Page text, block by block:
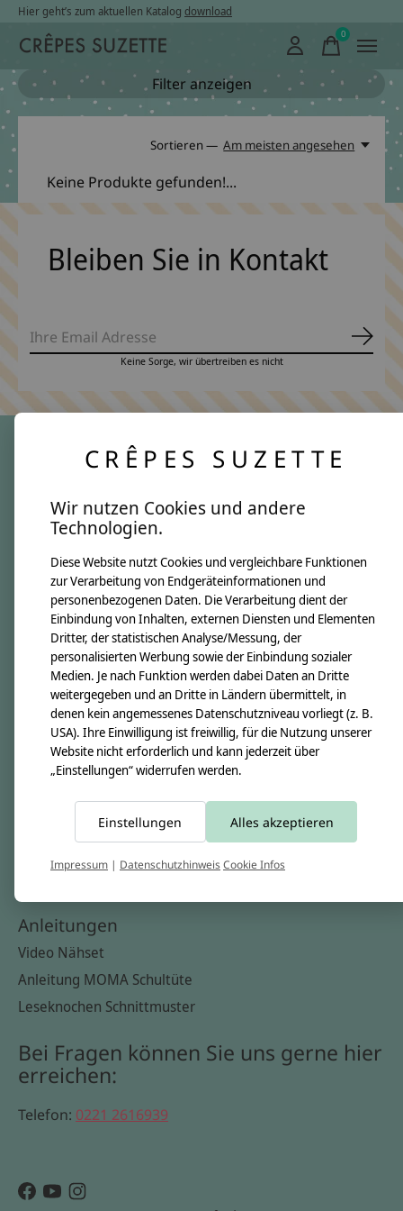
Hier geht’s zum aktuellen Katalog download
0items
Filter anzeigen
Sortieren — Am meisten angesehen
Keine Produkte gefunden!...
Bleiben Sie in Kontakt
Keine Sorge, wir übertreiben es nicht
Über uns
Unsere Creppies
Nähkästchen
Unsere Stoffe
Impressum
Informationen
Kontakt
Versandkosten & Rücksendungen
Zahlungsarten
Widerrufsbelehrung
Anleitungen
Video Nähset
Anleitung MOMA Schultüte
Leseknochen Schnittmuster
Bei Fragen können Sie uns gerne hier
erreichen:
Telefon: 0221 2616939
CRÊPES SUZETTE
Wir nutzen Cookies und andere
Technologien.
Diese Website nutzt Cookies und vergleichbare Funktionen
zur Verarbeitung von Endgeräteinformationen und
personenbezogenen Daten. Die Verarbeitung dient der
Einbindung von Inhalten, externen Diensten und Elementen
Dritter, der statistischen Analyse/Messung, der
personalisierten Werbung sowie der Einbindung sozialer
Medien. Je nach Funktion werden dabei Daten an Dritte
weitergegeben und an Dritte in Ländern übermittelt, in
denen kein angemessenes Datenschutzniveau vorliegt (z. B.
USA). Ihre Einwilligung ist freiwillig, für die Nutzung unserer
Website nicht erforderlich und kann jederzeit über
„Einstellungen“ widerrufen werden.
Einstellungen Alles akzeptieren
Impressum | DatenschutzhinweisCookie Infos